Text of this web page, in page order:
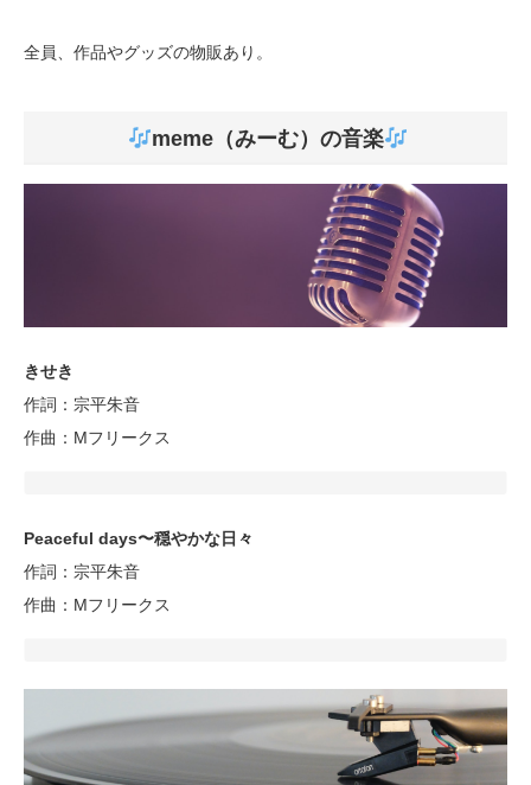
全員、作品やグッズの物販あり。
meme（みーむ）の音楽
きせき
作詞：宗平朱音
作曲：Mフリークス
Peaceful days〜穏やかな日々
作詞：宗平朱音
作曲：Mフリークス